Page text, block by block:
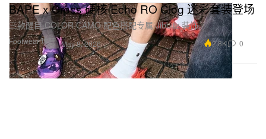
Footwear 球鞋
BAPE x Crocs 硬核 Echo RO Clog 迷彩套装登场
三款醒目 COLOR CAMO 配色搭配专属 Jibbitz 装饰。
May 8, 2026 2.8K 0